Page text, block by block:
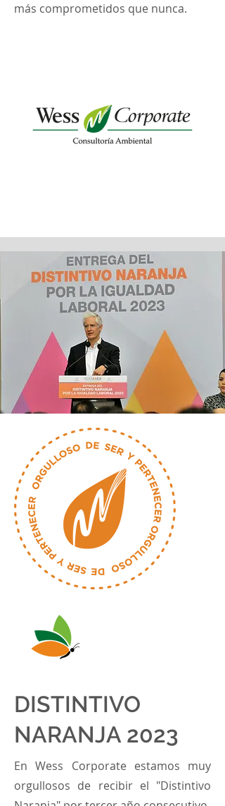
más comprometidos que nunca.
DISTINTIVO
NARANJA 2023
En Wess Corporate estamos muy
orgullosos de recibir el "Distintivo